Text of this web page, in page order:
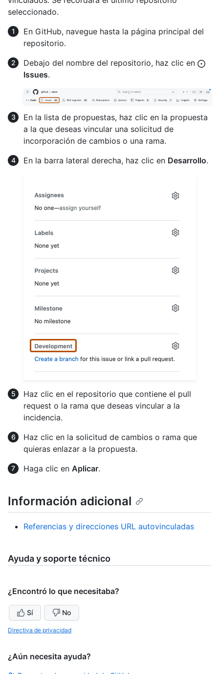
seleccionado.
En GitHub, navegue hasta la página principal del
repositorio.
Debajo del nombre del repositorio, haz clic en
Issues.
En la lista de propuestas, haz clic en la propuesta
a la que deseas vincular una solicitud de
incorporación de cambios o una rama.
En la barra lateral derecha, haz clic en Desarrollo.
Haz clic en el repositorio que contiene el pull
request o la rama que deseas vincular a la
incidencia.
Haz clic en la solicitud de cambios o rama que
quieras enlazar a la propuesta.
Haga clic en Aplicar.
Información adicional
Referencias y direcciones URL autovinculadas
Ayuda y soporte técnico
¿Encontró lo que necesitaba?
Sí No
Directiva de privacidad
¿Aún necesita ayuda?